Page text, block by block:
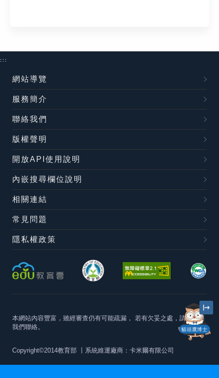
貓頭鷹博士
:::
網站導覽
服務簡介
聯絡我們
版權聲明
開放API使用說明
內嵌搜尋欄位說明
相關連結
常見問題
隱私權政策
本網站內容豐富，雖經審查仍有可能疏漏， 若有欠妥之處，請隨時與
我們聯絡。
Copyright©2014教育部 丨系統維運廠商：卡米爾有限公司